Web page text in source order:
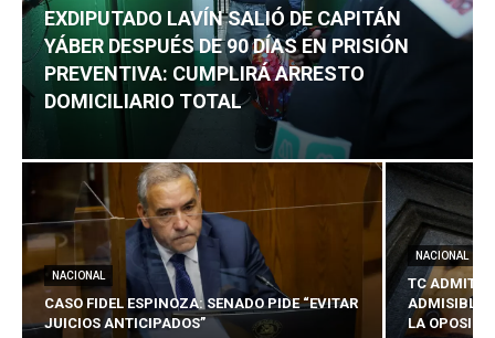
EXDIPUTADO LAVÍN SALIÓ DE CAPITÁN
YÁBER DESPUÉS DE 90 DÍAS EN PRISIÓN
PREVENTIVA: CUMPLIRÁ ARRESTO
DOMICILIARIO TOTAL
NACIONAL
CASO FIDEL ESPINOZA: SENADO PIDE “EVITAR
JUICIOS ANTICIPADOS”
NACIONAL
TC ADMITE
ADMISIBLES
LA